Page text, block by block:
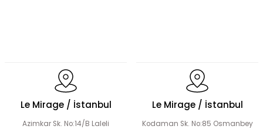
Le Mirage / İstanbul
Azimkar Sk. No:14/B Laleli
Le Mirage / İstanbul
Kodaman Sk. No:85 Osmanbey